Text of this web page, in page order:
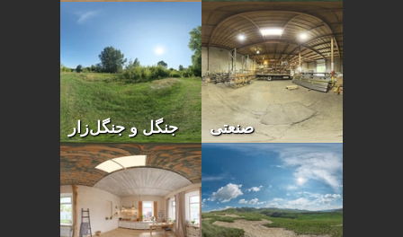
جنگل و جنگل‌زار صنعتی